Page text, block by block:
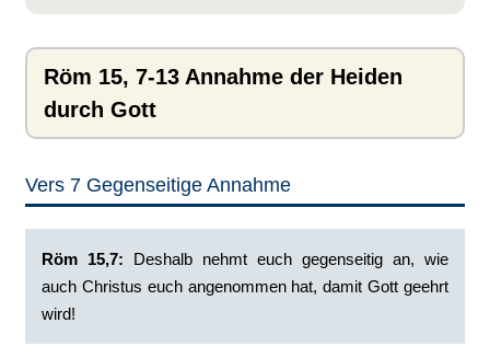
Röm 15, 7-13 Annahme der Heiden
durch Gott
Vers 7 Gegenseitige Annahme
Röm 15,7: Deshalb nehmt euch gegenseitig an, wie
auch Christus euch angenommen hat, damit Gott geehrt
wird!‭